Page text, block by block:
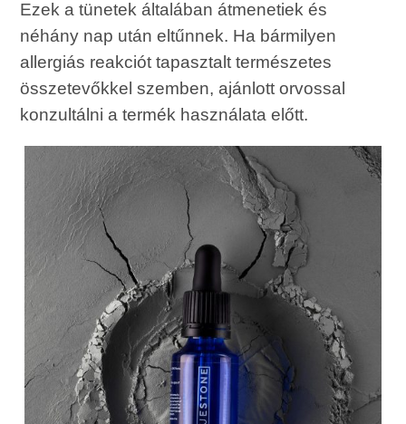
Ezek a tünetek általában átmenetiek és
néhány nap után eltűnnek. Ha bármilyen
allergiás reakciót tapasztalt természetes
összetevőkkel szemben, ajánlott orvossal
konzultálni a termék használata előtt.